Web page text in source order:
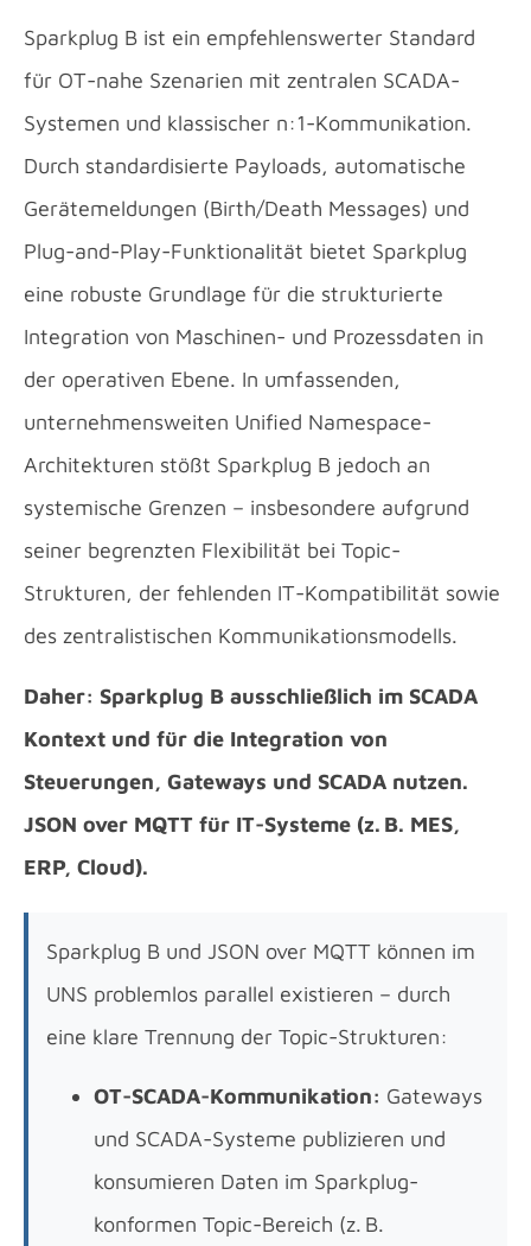
Sparkplug B ist ein empfehlenswerter Standard
für OT-nahe Szenarien mit zentralen SCADA-
Systemen und klassischer n:1-Kommunikation.
Durch standardisierte Payloads, automatische
Gerätemeldungen (Birth/Death Messages) und
Plug-and-Play-Funktionalität bietet Sparkplug
eine robuste Grundlage für die strukturierte
Integration von Maschinen- und Prozessdaten in
der operativen Ebene. In umfassenden,
unternehmensweiten Unified Namespace-
Architekturen stößt Sparkplug B jedoch an
systemische Grenzen – insbesondere aufgrund
seiner begrenzten Flexibilität bei Topic-
Strukturen, der fehlenden IT-Kompatibilität sowie
des zentralistischen Kommunikationsmodells.
Daher: Sparkplug B ausschließlich im SCADA
Kontext und für die Integration von
Steuerungen, Gateways und SCADA nutzen.
JSON over MQTT für IT-Systeme (z. B. MES,
ERP, Cloud).
Sparkplug B und JSON over MQTT können im
UNS problemlos parallel existieren – durch
eine klare Trennung der Topic-Strukturen:
OT-SCADA-Kommunikation: Gateways
und SCADA-Systeme publizieren und
konsumieren Daten im Sparkplug-
konformen Topic-Bereich (z. B.